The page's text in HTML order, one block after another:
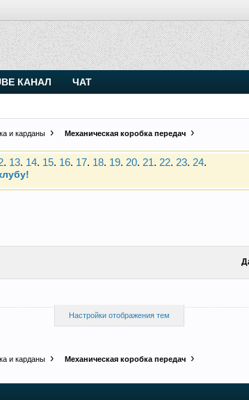
и карданы Механическая коробка передач
(прошивка) дизелей от
.13.14.15 16.17.18.19.20.21.22.23 .24
.13.14.15.16.17.18.19.20.21.22.23.24.
Настройки отображения тем
и карданы Механическая коробка передач
КАНАЛ ЧАТ